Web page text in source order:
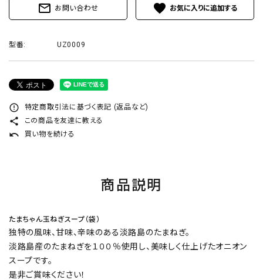
プライバシーポリシー
ACCOUNT MENU
ようこそ ゲスト 様
ログイン
mail_outline お問い合わせ favorite
型番: UZ0009
error_outline 特定商取引法に基づく表記 (返品など)
share この商品を友達に教える
undo 買い物を続ける
商品説明
たまちゃん玉ねぎスープ（袋）
独特の風味、甘味、辛味のある淡路島のたまねぎ。
淡路島産のたまねぎを１００％使用し、美味しく仕上げたオニオン
スープです。
是非ご賞味ください！